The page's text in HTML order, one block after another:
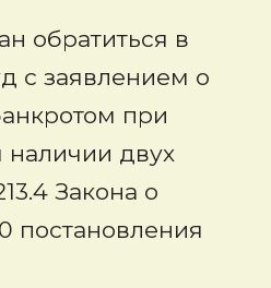
обратиться в
с заявлением о
при
двух
Закона о
постановления